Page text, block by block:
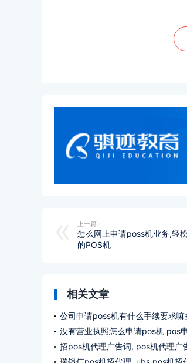
上一篇：
怎么网上申请poss机业务,轻
的POS机
相关文章
公司申请poss机有什么手续要求
办理什么手续要求多少钱?
没有营业执照怎么申请pos机 pos
机如何申请pos ?
招pos机代理广告词, pos机代理广